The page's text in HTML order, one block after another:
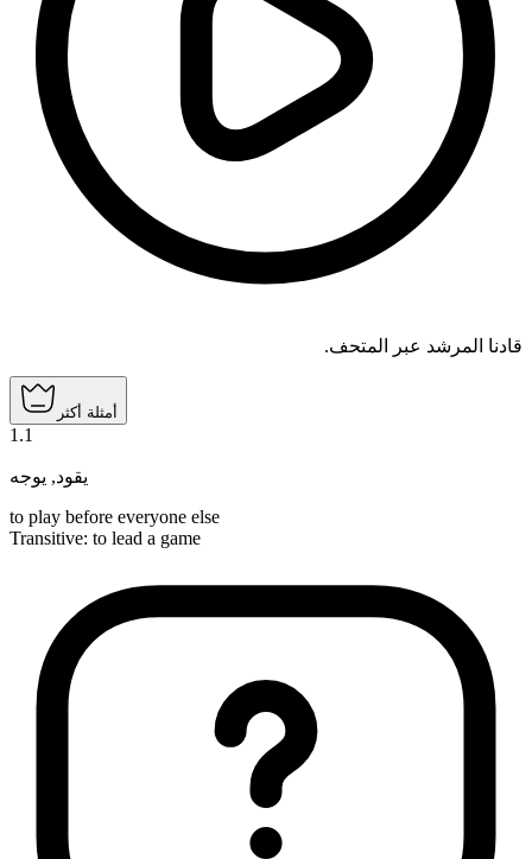
قادنا المرشد عبر المتحف.
أمثلة أكثر
1 .1
يقود, يوجه
to play before everyone else
Transitive: to lead a game